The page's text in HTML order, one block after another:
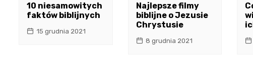
10 niesamowitych
faktów biblijnych
15 grudnia 2021
Najlepsze filmy
biblijne o Jezusie
Chrystusie
8 grudnia 2021